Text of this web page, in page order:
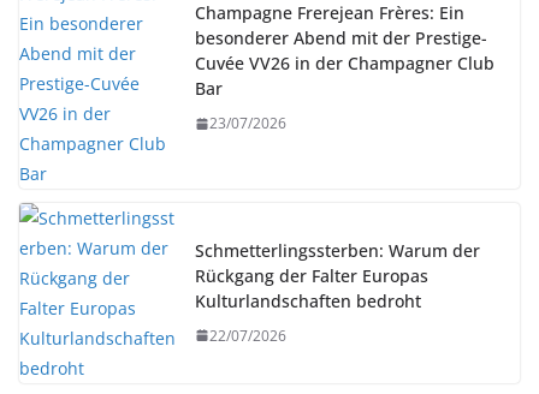
Champagne Frerejean Frères: Ein
besonderer Abend mit der Prestige-
Cuvée VV26 in der Champagner Club
Bar
23/07/2026
Schmetterlingssterben: Warum der
Rückgang der Falter Europas
Kulturlandschaften bedroht
22/07/2026